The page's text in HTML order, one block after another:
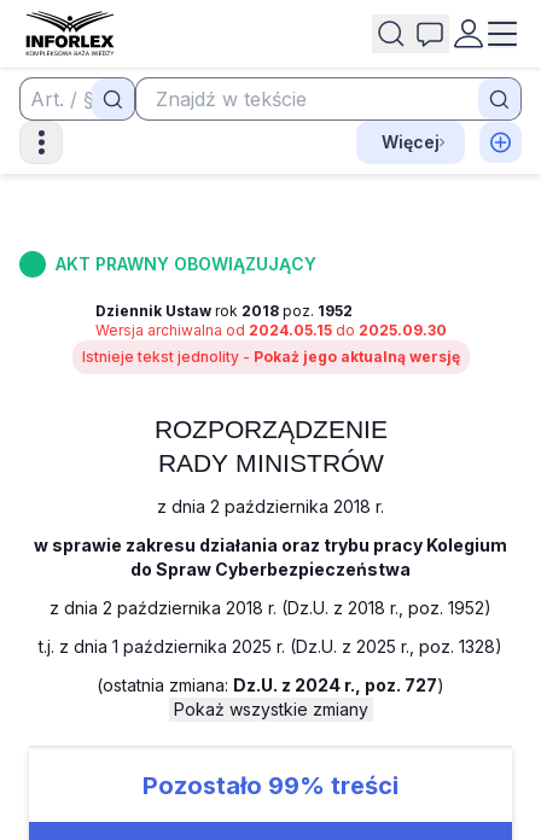
Więcej
AKT PRAWNY OBOWIĄZUJĄCY
Dziennik Ustawrok 2018poz. 1952
Wersja archiwalna od 2024.05.15do 2025.09.30
Istnieje tekst jednolity - Pokaż jego aktualną wersję
ROZPORZĄDZENIE
RADY MINISTRÓW
z dnia 2 października 2018 r.
w sprawie zakresu działania oraz trybu pracy Kolegium
do Spraw Cyberbezpieczeństwa
z dnia 2 października 2018 r. (Dz.U. z 2018 r., poz. 1952)
t.j. z dnia 1 października 2025 r. (Dz.U. z 2025 r., poz. 1328)
(ostatnia zmiana: Dz.U. z 2024 r., poz. 727)
Pokaż wszystkie zmiany
Pozostało 99% treści